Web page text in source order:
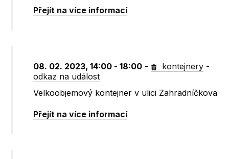
Přejít na více informací
08. 02. 2023, 14:00 - 18:00 - kontejnery -
odkaz na událost
Velkoobjemový kontejner v ulici Zahradníčkova
Přejít na více informací